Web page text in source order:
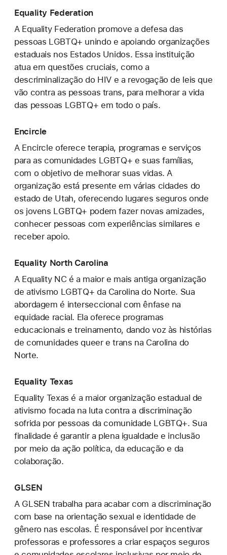
Equality Federation
A Equality Federation promove a defesa das
pessoas LGBTQ+ unindo e apoiando organizações
estaduais nos Estados Unidos. Essa instituição
atua em questões cruciais, como a
descriminalização do HIV e a revogação de leis que
vão contra as pessoas trans, para melhorar a vida
das pessoas LGBTQ+ em todo o país.
Encircle
A Encircle oferece terapia, programas e serviços
para as comunidades LGBTQ+ e suas famílias,
com o objetivo de melhorar suas vidas. A
organização está presente em várias cidades do
estado de Utah, oferecendo lugares seguros onde
os jovens LGBTQ+ podem fazer novas amizades,
conhecer pessoas com experiências similares e
receber apoio.
Equality North Carolina
A Equality NC é a maior e mais antiga organização
de ativismo LGBTQ+ da Carolina do Norte. Sua
abordagem é interseccional com ênfase na
equidade racial. Ela oferece programas
educacionais e treinamento, dando voz às histórias
de comunidades queer e trans na Carolina do
Norte.
Equality Texas
Equality Texas é a maior organização estadual de
ativismo focada na luta contra a discriminação
sofrida por pessoas da comunidade LGBTQ+. Sua
finalidade é garantir a plena igualdade e inclusão
por meio da ação política, da educação e da
colaboração.
GLSEN
A GLSEN trabalha para acabar com a discriminação
com base na orientação sexual e identidade de
gênero nas escolas. É responsável por incentivar
professoras e professores a criar espaços seguros